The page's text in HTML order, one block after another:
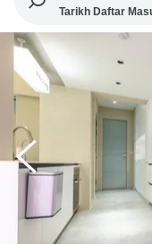
Tarikh Daftar